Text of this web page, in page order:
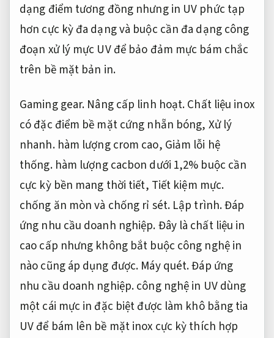
dạng điểm tương đồng nhưng in UV phức tạp
hơn cực kỳ đa dạng và buộc cần đa dạng công
đoạn xử lý mực UV để bảo đảm mực bám chắc
trên bề mặt bản in.
Gaming gear. Nâng cấp linh hoạt.Chất liệu inox
có đặc điểm bề mặt cứng nhẵn bóng, Xử lý
nhanh.hàm lượng crom cao, Giảm lỗi hệ
thống.hàm lượng cacbon dưới 1,2% buộc cần
cực kỳ bền mang thời tiết, Tiết kiệm mực.
chống ăn mòn và chống rỉ sét. Lập trình.Đáp
ứng nhu cầu doanh nghiệp.Đây là chất liệu in
cao cấp nhưng không bắt buộc công nghệ in
nào cũng áp dụng được. Máy quét.Đáp ứng
nhu cầu doanh nghiệp.công nghệ in UV dùng
một cái mực in đặc biệt được làm khô bằng tia
UV để bám lên bề mặt inox cực kỳ thích hợp